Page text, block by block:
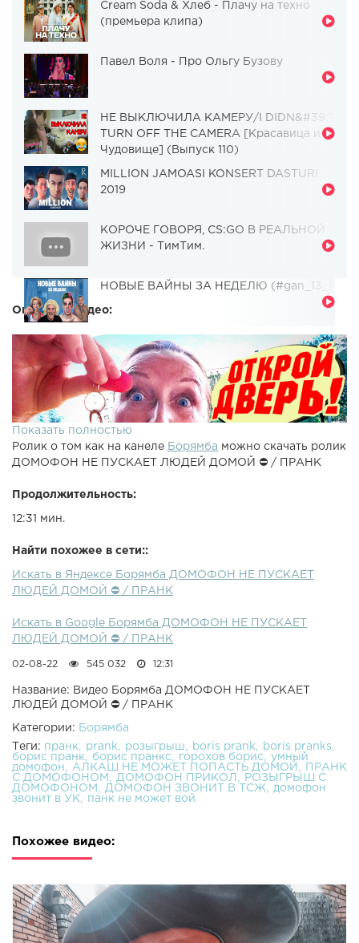
Cream Soda & Хлеб - Плачу на техно
(премьера клипа)
Павел Воля - Про Ольгу Бузову
НЕ ВЫКЛЮЧИЛА КАМЕРУ/I DIDN&#39;T
TURN OFF THE CAMERA [Красавица и
Чудовище] (Выпуск 110)
MILLION JAMOASI KONSERT DASTURI
2019
КОРОЧЕ ГОВОРЯ, CS:GO В РЕАЛЬНОЙ
ЖИЗНИ - ТимТим.
НОВЫЕ ВАЙНЫ ЗА НЕДЕЛЮ (#gan_13_)
Описание видео:
Показать полностью
Ролик о том как на канеле Борямба можно скачать ролик
ДОМОФОН НЕ ПУСКАЕТ ЛЮДЕЙ ДОМОЙ ⛔ / ПРАНК
Продолжительность:
12:31 мин.
Найти похожее в сети::
Искать в Яндексе Борямба ДОМОФОН НЕ ПУСКАЕТ
ЛЮДЕЙ ДОМОЙ ⛔ / ПРАНК
Искать в Google Борямба ДОМОФОН НЕ ПУСКАЕТ
ЛЮДЕЙ ДОМОЙ ⛔ / ПРАНК
02-08-22 545 032 12:31
Название: Видео Борямба ДОМОФОН НЕ ПУСКАЕТ
ЛЮДЕЙ ДОМОЙ ⛔ / ПРАНК
Категории: Борямба
Теги: пранк prank розыгрыш boris prank
boris pranks
борис пранк
борис пранкс горохов борис
умный
домофон
АЛКАШ НЕ МОЖЕТ ПОПАСТЬ ДОМОЙ
ПРАНК
С ДОМОФОНОМ
ДОМОФОН ПРИКОЛ
РОЗЫГРЫШ С
ДОМОФОНОМ
ДОМОФОН ЗВОНИТ В ТСЖ
домофон
звонит в УК
панк не может вой
Похожее видео: